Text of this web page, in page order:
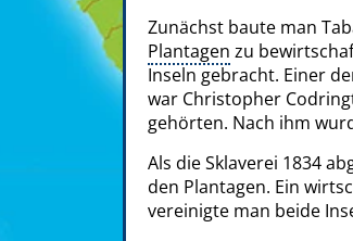
Zunächst baute man
Plantagen zu
Inseln gebracht. Einer
war Christopher
gehörten. Nach ihm
Als die Sklaverei 1834
den Plantagen. Ein
vereinigte man beide